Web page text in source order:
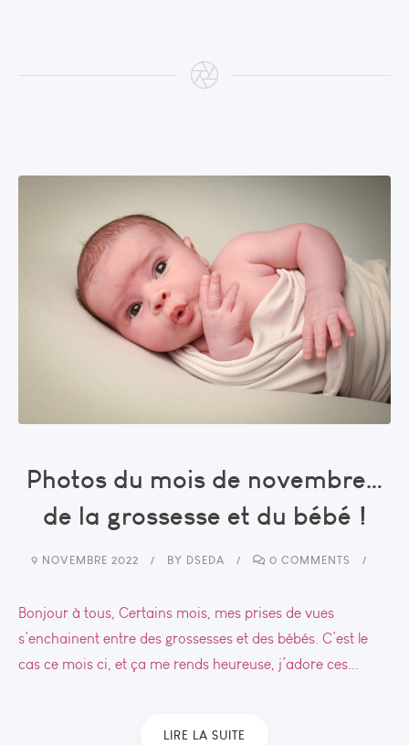
Photos du mois de novembre…
de la grossesse et du bébé !
9 NOVEMBRE 2022 BY DSEDA 0 COMMENTS
Bonjour à tous, Certains mois, mes prises de vues
s’enchainent entre des grossesses et des bébés. C’est le
cas ce mois ci, et ça me rends heureuse, j’adore ces...
LIRE LA SUITE